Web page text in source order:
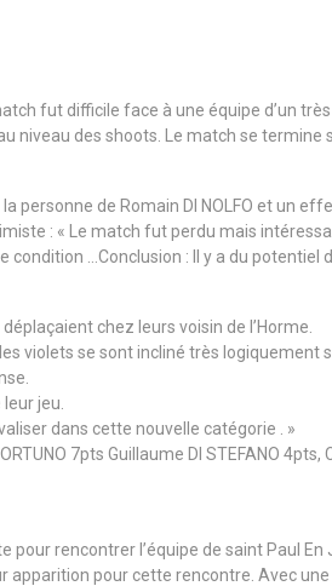
fut difficile face à une équipe d’un
niveau des shoots. Le match se termine
personne de Romain DI NOLFO et un
: « Le match fut perdu mais
…Conclusion : Il y a du potentiel
chez leurs voisin de l’Horme.
violets se sont incliné très logiquement
jeu.
dans cette nouvelle catégorie . »
7pts Guillaume DI STEFANO
rencontrer l’équipe de saint Paul
pour cette rencontre. Avec